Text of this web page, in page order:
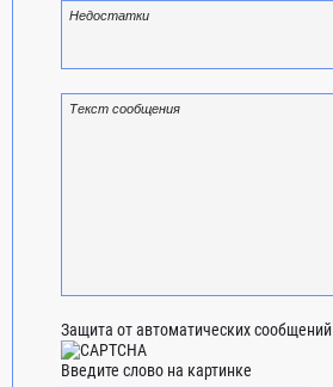
Защита от автоматических сообщений
Введите слово на картинке